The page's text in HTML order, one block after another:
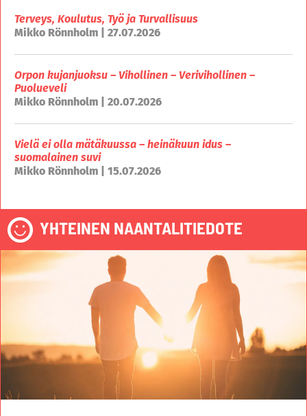
Terveys, Koulutus, Työ ja Turvallisuus
Mikko Rönnholm | 27.07.2026
Orpon kujanjuoksu – Vihollinen – Verivihollinen –
Puolueveli
Mikko Rönnholm | 20.07.2026
Vielä ei olla mätäkuussa – heinäkuun idus –
suomalainen suvi
Mikko Rönnholm | 15.07.2026
YHTEINEN NAANTALITIEDOTE